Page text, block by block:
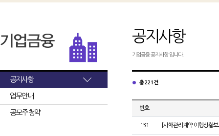
공지사항
업무안내
공모주 청약
공지사항
기업금융 공지사항 입니다.
총 221건
번호
131 [사채관리계약 이행상황